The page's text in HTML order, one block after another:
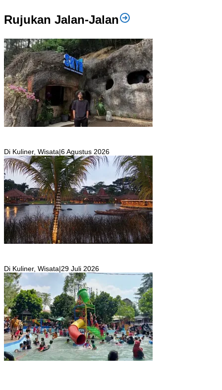
Rujukan Jalan-Jalan
Di Kuliner, Wisata|6 Agustus 2026
Di Kuliner, Wisata|29 Juli 2026